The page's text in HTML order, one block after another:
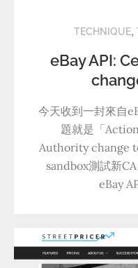
TECHNIQUE,
eBay API:
今天收到一封來自
題就是「
Authority change
sandbox測試新
eBay